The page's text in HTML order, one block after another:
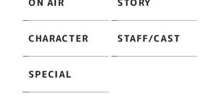
CHARACTER STAFF/CAST
SPECIAL